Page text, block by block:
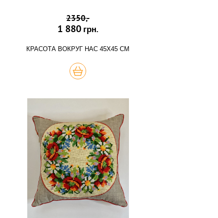
2350,-
1 880 грн.
КРАСОТА ВОКРУГ НАС 45Х45 СМ
КУПИТЬ